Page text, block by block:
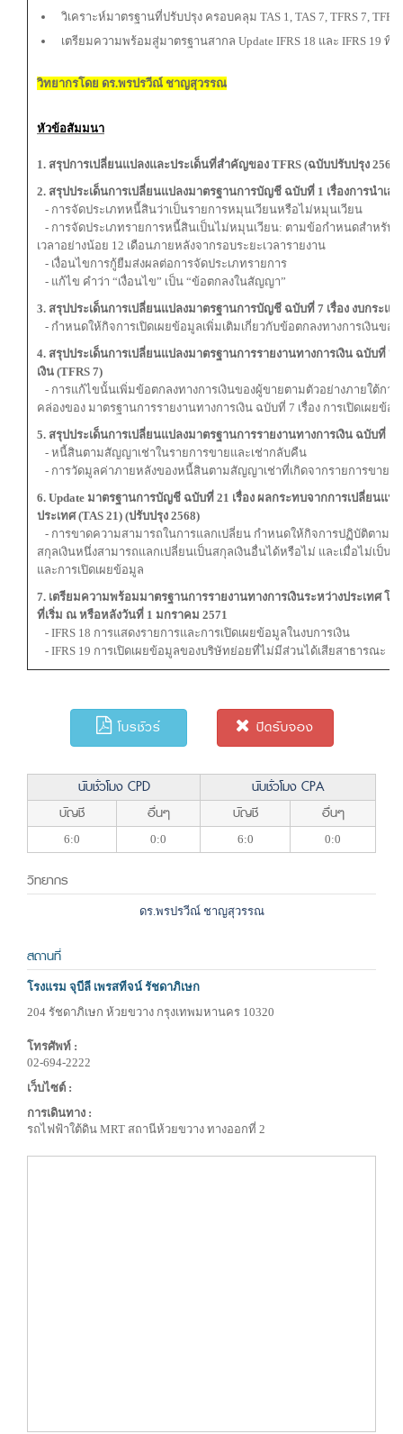
วิเคราะห์มาตรฐานที่ปรับปรุง ครอบคลุม TAS 1, TAS 7, TFRS 7, TFRS
เตรียมความพร้อมสู่มาตรฐานสากล Update IFRS 18 และ IFRS 19 ที่
วิทยากรโดย ดร.พรปรวีณ์ ชาญสุวรรณ
หัวข้อสัมมนา
1. สรุปการเปลี่ยนแปลงและประเด็นที่สำคัญของ TFRS (ฉบับปรับปรุง 2568)
2. สรุปประเด็นการเปลี่ยนแปลงมาตรฐานการบัญชี ฉบับที่ 1 เรื่องการนำเสน
- การจัดประเภทหนี้สินว่าเป็นรายการหมุนเวียนหรือไม่หมุนเวียน
- การจัดประเภทรายการหนี้สินเป็นไม่หมุนเวียน: ตามข้อกำหนดสำหรับ
เวลาอย่างน้อย 12 เดือนภายหลังจากรอบระยะเวลารายงาน
- เงื่อนไขการกู้ยืมส่งผลต่อการจัดประเภทรายการ
- แก้ไข คําว่า “เงื่อนไข” เป็น “ข้อตกลงในสัญญา”
3. สรุปประเด็นการเปลี่ยนแปลงมาตรฐานการบัญชี ฉบับที่ 7 เรื่อง งบกระแส
- กําหนดให้กิจการเปิดเผยข้อมูลเพิ่มเติมเกี่ยวกับข้อตกลงทางการเงินขอ
4. สรุปประเด็นการเปลี่ยนแปลงมาตรฐานการรายงานทางการเงิน ฉบับที่ 7
เงิน (TFRS 7)
- การแก้ไขนั้นเพิ่มข้อตกลงทางการเงินของผู้ขายตามตัวอย่างภายใต้กา
คล่องของ มาตรฐานการรายงานทางการเงิน ฉบับที่ 7 เรื่อง การเปิดเผยข้อ
5. สรุปประเด็นการเปลี่ยนแปลงมาตรฐานการรายงานทางการเงิน ฉบับที่
- หนี้สินตามสัญญาเช่าในรายการขายและเช่ากลับคืน
- การวัดมูลค่าภายหลังของหนี้สินตามสัญญาเช่าที่เกิดจากรายการขายแ
6. Update มาตรฐานการบัญชี ฉบับที่ 21 เรื่อง ผลกระทบจากการเปลี่ยนแป
ประเทศ (TAS 21) (ปรับปรุง 2568)
- การขาดความสามารถในการแลกเปลี่ยน กำหนดให้กิจการปฏิบัติตามแ
สกุลเงินหนึ่งสามารถแลกเปลี่ยนเป็นสกุลเงินอื่นได้หรือไม่ และเมื่อไม่เป็น
และการเปิดเผยข้อมูล
7. เตรียมความพร้อมมาตรฐานการรายงานทางการเงินระหว่างประเทศ
ที่เริ่ม ณ หรือหลังวันที่ 1 มกราคม 2571
- IFRS 18 การแสดงรายการและการเปิดเผยข้อมูลในงบการเงิน
- IFRS 19 การเปิดเผยข้อมูลของบริษัทย่อยที่ไม่มีส่วนได้เสียสาธารณะ
โบรชัวร์ ปิดรับจอง
นับชั่วโมง CPD
นับชั่วโมง CPA
บัญชี
อื่นๆ บัญชี อื่นๆ
6:0 0:0 6:0 0:0
วิทยากร
ดร.พรปรวีณ์ ชาญสุวรรณ
สถานที่
โรงแรม จุบีลี เพรสทีจน์ รัชดาภิเษก
204 รัชดาภิเษก ห้วยขวาง กรุงเทพมหานคร 10320
โทรศัพท์ :
02-694-2222
เว็บไซต์ :
การเดินทาง :
รถไฟฟ้าใต้ดิน MRT สถานีห้วยขวาง ทางออกที่ 2